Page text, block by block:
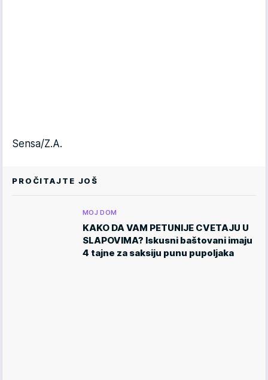
Sensa/Z.A.
PROČITAJTE JOŠ
MOJ DOM
KAKO DA VAM PETUNIJE CVETAJU U
SLAPOVIMA? Iskusni baštovani imaju
4 tajne za saksiju punu pupoljaka